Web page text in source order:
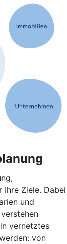
Ihre Ziele. Dabei
und
vernetztes
von